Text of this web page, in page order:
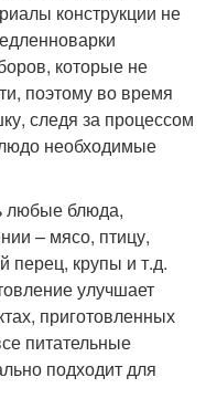
конструкции не
которые не
поэтому во время
следя за процессом
необходимые
любые блюда,
– мясо, птицу,
крупы и т.д.
улучшает
приготовленных
питательные
подходит для